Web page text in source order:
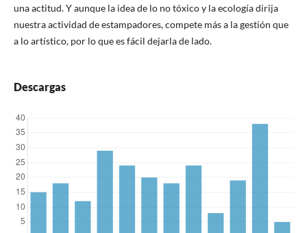
una actitud. Y aunque la idea de lo no tóxico y la ecología dirija
nuestra actividad de estampadores, compete más a la gestión que
a lo artístico, por lo que es fácil dejarla de lado.
Descargas